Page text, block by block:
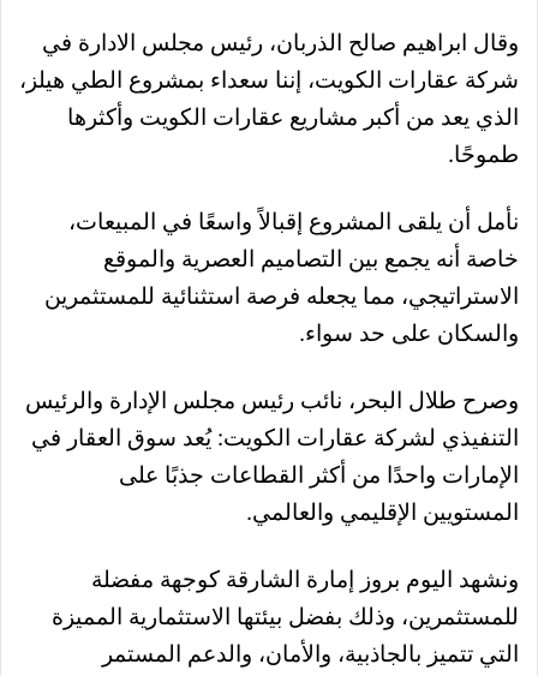
وقال ابراهيم صالح الذربان، رئيس مجلس الادارة في
شركة عقارات الكويت، إننا سعداء بمشروع الطي هيلز،
الذي يعد من أكبر مشاريع عقارات الكويت وأكثرها
طموحًا.
نأمل أن يلقى المشروع إقبالاً واسعًا في المبيعات،
خاصة أنه يجمع بين التصاميم العصرية والموقع
الاستراتيجي، مما يجعله فرصة استثنائية للمستثمرين
والسكان على حد سواء.
وصرح طلال البحر، نائب رئيس مجلس الإدارة والرئيس
التنفيذي لشركة عقارات الكويت: يُعد سوق العقار في
الإمارات واحدًا من أكثر القطاعات جذبًا على
المستويين الإقليمي والعالمي.
ونشهد اليوم بروز إمارة الشارقة كوجهة مفضلة
للمستثمرين، وذلك بفضل بيئتها الاستثمارية المميزة
التي تتميز بالجاذبية، والأمان، والدعم المستمر